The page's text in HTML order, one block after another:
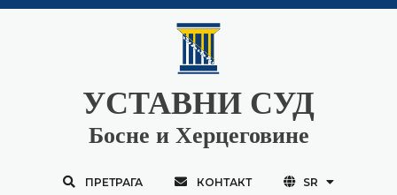
УСТАВНИ СУД
Босне и Херцеговине
ПРЕТРАГА КОНТАКТ SR